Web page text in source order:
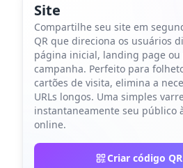
Site
Compartilhe seu site em
QR que direciona os usuários
página inicial, landing page
campanha. Perfeito para
cartões de visita, elimina a
URLs longos. Uma simples
instantaneamente seu público
online.
Criar código